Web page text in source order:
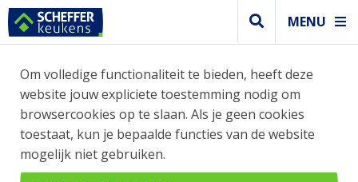
MENU
WEBSHOP BESTELLINGEN
Je kan tijdelijk geen bestelling plaatsen. Wil je je
vast oriënteren? Vergelijk eenvoudig apparaten
en merken met elkaar. Klik hier voor meer
informatie.
Om volledige functionaliteit te bieden, heeft deze
website jouw expliciete toestemming nodig om
browsercookies op te slaan. Als je geen cookies
toestaat, kun je bepaalde functies van de website
mogelijk niet gebruiken.